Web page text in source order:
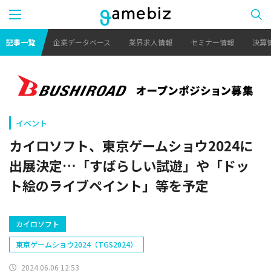
記事一覧 企業データベース 業界求人情報 セミナー情報 決算
イベント
カイロソフト、東京ゲームショウ2024に
出展決定…「すばらしい試遊」や「ドッ
ト絵のライブペイント」等を予定
カイロソフト
東京ゲームショウ2024（TGS2024）
2024.06.06 12:53